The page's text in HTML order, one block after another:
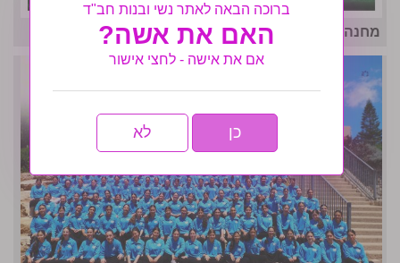
מחנה אחות תשפו- לו״ז גאולתי
ברוכה הבאה לאתר נשי ובנות חב"ד
האם את אשה?
אם את אישה - לחצי אישור
כן לא